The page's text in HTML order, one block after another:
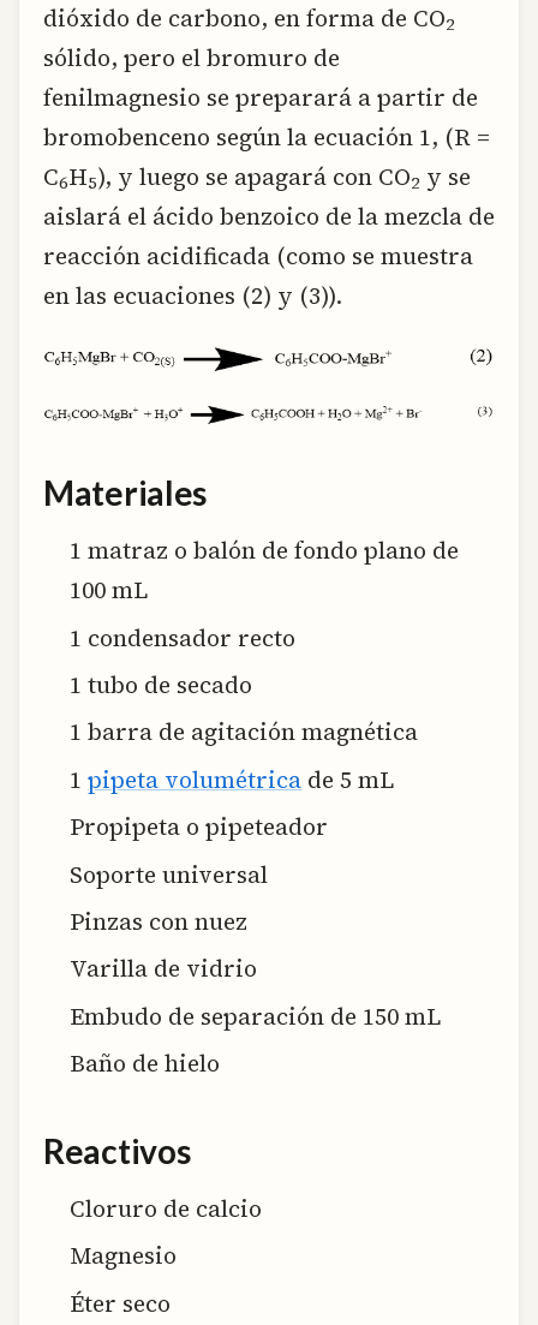
dióxido de carbono, en forma de CO2
sólido, pero el bromuro de
fenilmagnesio se preparará a partir de
bromobenceno según la ecuación 1, (R =
C6H5), y luego se apagará con CO2 y se
aislará el ácido benzoico de la mezcla de
reacción acidificada (como se muestra
en las ecuaciones (2) y (3)).
Materiales
1 matraz o balón de fondo plano de
100 mL
1 condensador recto
1 tubo de secado
1 barra de agitación magnética
1pipeta volumétrica de 5 mL
Propipeta o pipeteador
Soporte universal
Pinzas con nuez
Varilla de vidrio
Embudo de separación de 150 mL
Baño de hielo
Reactivos
Cloruro de calcio
Magnesio
Éter seco